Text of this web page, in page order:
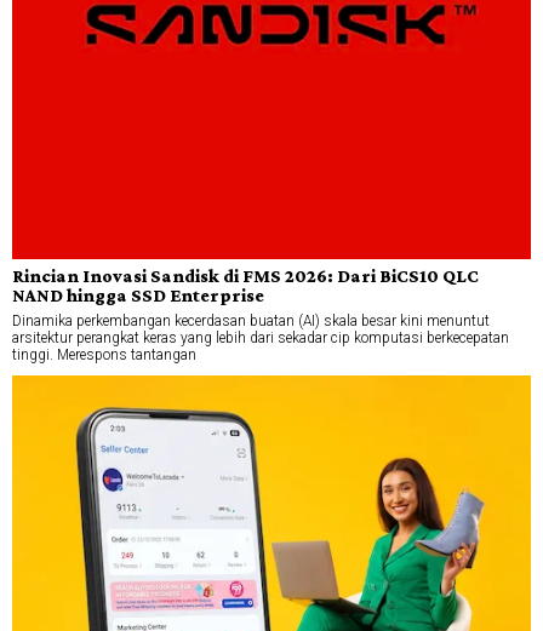
Rincian Inovasi Sandisk di FMS 2026: Dari BiCS10 QLC
NAND hingga SSD Enterprise
Dinamika perkembangan kecerdasan buatan (AI) skala besar kini menuntut
arsitektur perangkat keras yang lebih dari sekadar cip komputasi berkecepatan
tinggi. Merespons tantangan